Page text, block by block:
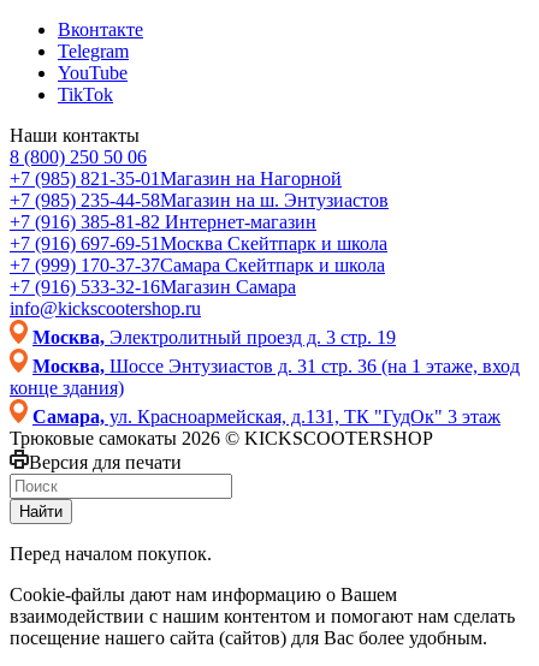
Вконтакте
Telegram
YouTube
TikTok
Наши контакты
8 (800) 250 50 06
+7 (985) 821-35-01Магазин на Нагорной
+7 (985) 235-44-58Магазин на ш. Энтузиастов
+7 (916) 385-81-82 Интернет-магазин
+7 (916) 697-69-51Москва Скейтпарк и школа
+7 (999) 170-37-37Самара Скейтпарк и школа
+7 (916) 533-32-16Магазин Самара
info@kickscootershop.ru
Москва, Электролитный проезд д. 3 стр. 19
Москва, Шоссе Энтузиастов д. 31 стр. 36 (на 1 этаже, вход
конце здания)
Самара, ул. Красноармейская, д.131, ТК "ГудОк" 3 этаж
Трюковые самокаты 2026 © KICKSCOOTERSHOP
Версия для печати
Найти
Перед началом покупок.
Cookie-файлы дают нам информацию о Вашем
взаимодействии с нашим контентом и помогают нам сделать
посещение нашего сайта (сайтов) для Вас более удобным.